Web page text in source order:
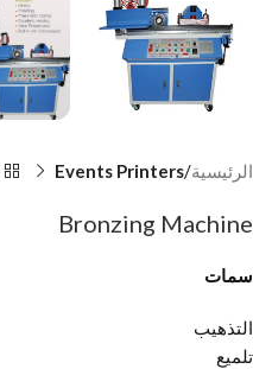
الرئيسية Events Printers
Bronzing Machine
سمات
التذهيب
تلميع